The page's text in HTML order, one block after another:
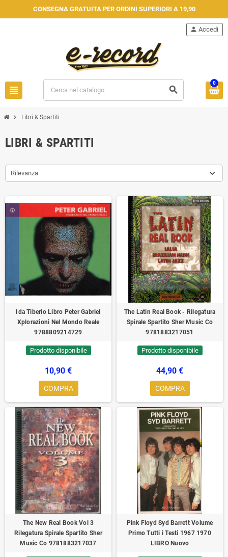
CONSEGNA GRATUITA PER ORDINI SUPERIORI A 19,90
view_headline search
person Accedi
0
chevron_right Libri & Spartiti
LIBRI & SPARTITI
Rilevanza
Ida Tiberio Libro Peter Gabriel
Xplorazioni Nel Mondo Reale
9788809214729
Prodotto disponibile
10,90 €
COMPRA
The Latin Real Book - Rilegatura
Spirale Spartito Sher Music Co
9781883217051
Prodotto disponibile
44,90 €
COMPRA
The New Real Book Vol 3
Rilegatura Spirale Spartito Sher
Music Co 9781883217037
Pink Floyd Syd Barrett Volume
Primo Tutti i Testi 1967 1970
LIBRO Nuovo